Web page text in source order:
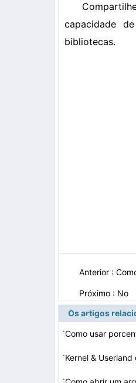
capacidade
bibliotecas.
Anterior :
Próximo : No
Os artigos
·Como usar
·Kernel &
·